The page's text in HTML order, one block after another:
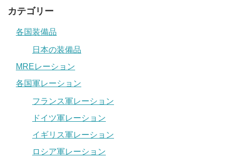
カテゴリー
各国装備品
日本の装備品
MREレーション
各国軍レーション
フランス軍レーション
ドイツ軍レーション
イギリス軍レーション
ロシア軍レーション